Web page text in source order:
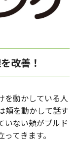
改善！
を動かしている人
頬を動かして話す
いない頬がブルド
てきます。